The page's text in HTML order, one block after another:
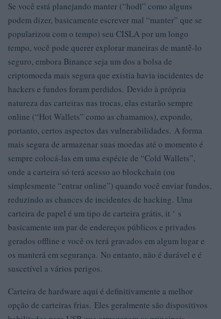
Se você está planejando manter (“hodl” como alguns
podem dizer, basicamente escrever mal “manter” que se
popularizou com o tempo) seu CISLA por um longo
tempo, você pode querer explorar maneiras de mantê-lo
seguro, embora Binance seja um dos a bolsa de
criptomoeda mais segura que existia havia incidentes de
hackers e fundos foram perdidos. Devido à própria
natureza das carteiras nas trocas, elas estarão sempre
online (“Hot Wallets” como as chamamos), expondo,
portanto, certos aspectos das vulnerabilidades. A forma
mais segura de armazenar suas moedas até o momento é
sempre colocá-las em uma espécie de “Cold Wallets”,
onde a carteira só terá acesso ao blockchain (ou
simplesmente “entrar online”) quando você enviar fundos,
reduzindo as chances de incidentes de hacking. Uma
carteira de papel é um tipo de carteira grátis, it ‘ s
basicamente um par de endereços públicos e privados
gerados offline e você os terá gravados em algum lugar e
os manterá em segurança. No entanto, não é durável e é
suscetível a vários perigos.
Carteira de hardware aqui é definitivamente a melhor
opção de carteiras frias. Eles geralmente são dispositivos